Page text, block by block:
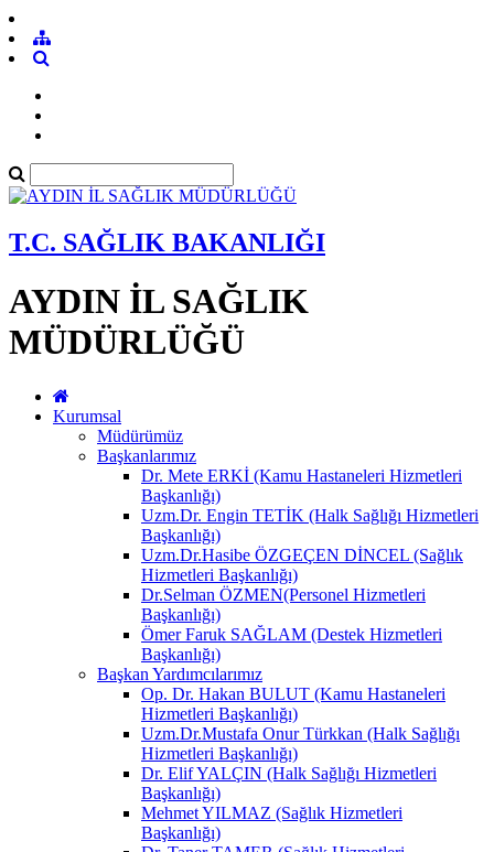
T.C. SAĞLIK BAKANLIĞI
AYDIN İL SAĞLIK
MÜDÜRLÜĞÜ
Kurumsal
Müdürümüz
Başkanlarımız
Dr. Mete ERKİ (Kamu Hastaneleri Hizmetleri
Başkanlığı)
Uzm.Dr. Engin TETİK (Halk Sağlığı Hizmetleri
Başkanlığı)
Uzm.Dr.Hasibe ÖZGEÇEN DİNCEL (Sağlık
Hizmetleri Başkanlığı)
Dr.Selman ÖZMEN(Personel Hizmetleri
Başkanlığı)
Ömer Faruk SAĞLAM (Destek Hizmetleri
Başkanlığı)
Başkan Yardımcılarımız
Op. Dr. Hakan BULUT (Kamu Hastaneleri
Hizmetleri Başkanlığı)
Uzm.Dr.Mustafa Onur Türkkan (Halk Sağlığı
Hizmetleri Başkanlığı)
Dr. Elif YALÇIN (Halk Sağlığı Hizmetleri
Başkanlığı)
Mehmet YILMAZ (Sağlık Hizmetleri
Başkanlığı)